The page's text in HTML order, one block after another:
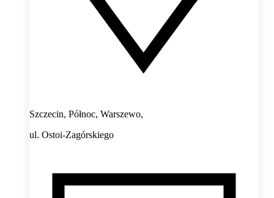
Szczecin, Północ, Warszewo,
ul. Ostoi-Zagórskiego